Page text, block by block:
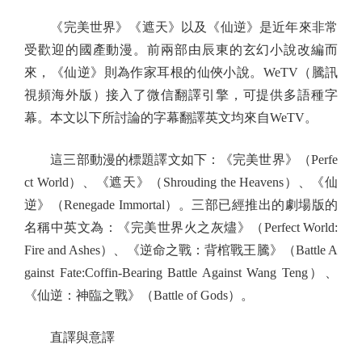
《完美世界》《遮天》以及《仙逆》是近年來非常
受歡迎的國產動漫。前兩部由辰東的玄幻小說改編而
來，《仙逆》則為作家耳根的仙俠小說。WeTV（騰訊
視頻海外版）接入了微信翻譯引擎，可提供多語種字
幕。本文以下所討論的字幕翻譯英文均來自WeTV。
這三部動漫的標題譯文如下：《完美世界》（Perfe
ct World）、《遮天》（Shrouding the Heavens）、《仙
逆》（Renegade Immortal）。三部已經推出的劇場版的
名稱中英文為：《完美世界火之灰燼》（Perfect World:
Fire and Ashes）、《逆命之戰：背棺戰王騰》（Battle A
gainst Fate:Coffin-Bearing Battle Against Wang Teng）、
《仙逆：神臨之戰》（Battle of Gods）。
直譯與意譯